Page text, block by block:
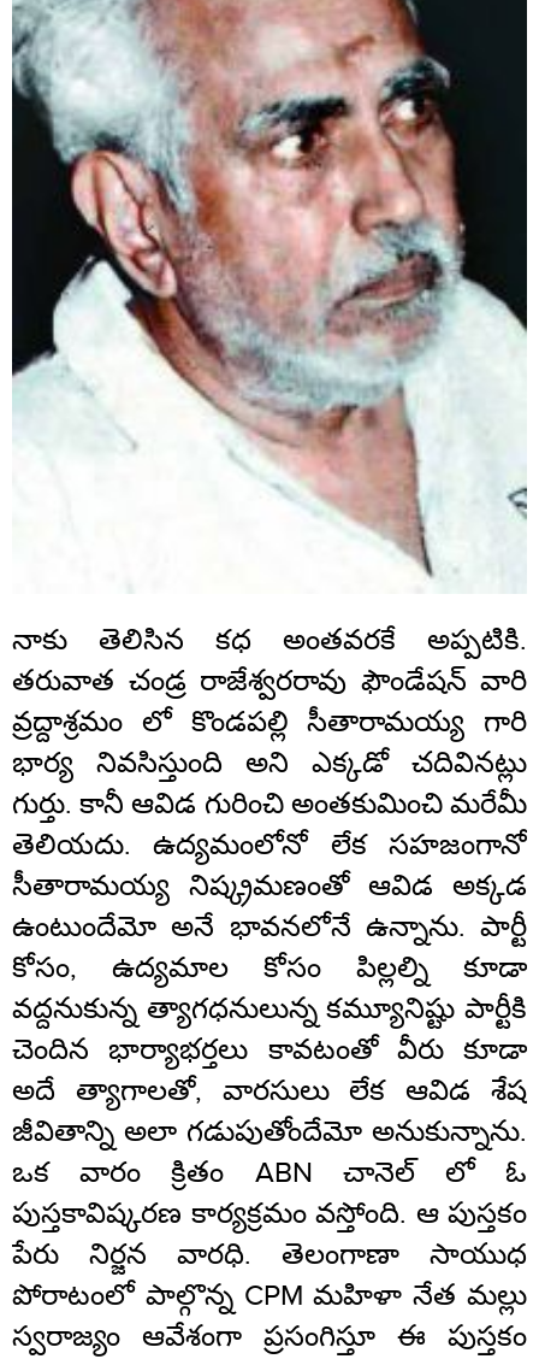
నాకు తెలిసిన కధ అంతవరకే అప్పటికి.
తరువాత చండ్ర రాజేశ్వరరావు ఫౌండేషన్ వారి
వ్రద్దాశ్రమం లో కొండపల్లి సీతారామయ్య గారి
భార్య నివసిస్తుంది అని ఎక్కడో చదివినట్లు
గుర్తు. కానీ ఆవిడ గురించి అంతకుమించి మరేమీ
తెలియదు. ఉద్యమంలోనో లేక సహజంగానో
సీతారామయ్య నిష్క్రమణంతో ఆవిడ అక్కడ
ఉంటుందేమో అనే భావనలోనే ఉన్నాను. పార్టీ
కోసం, ఉద్యమాల కోసం పిల్లల్ని కూడా
వద్దనుకున్న త్యాగధనులున్న కమ్యూనిష్టు పార్టీకి
చెందిన భార్యాభర్తలు కావటంతో వీరు కూడా
అదే త్యాగాలతో, వారసులు లేక ఆవిడ శేష
జీవితాన్ని అలా గడుపుతోందేమో అనుకున్నాను.
ఒక వారం క్రితం ABN చానెల్ లో ఓ
పుస్తకావిష్కరణ కార్యక్రమం వస్తోంది. ఆ పుస్తకం
పేరు నిర్జన వారధి. తెలంగాణా సాయుధ
పోరాటంలో పాల్గొన్న CPM మహిళా నేత మల్లు
స్వరాజ్యం ఆవేశంగా ప్రసంగిస్తూ ఈ పుస్తకం